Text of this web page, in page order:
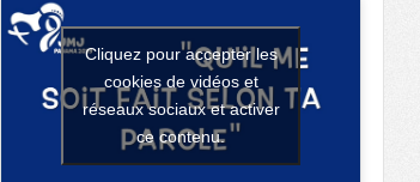
Cliquez pour accepter les
cookies de vidéos et
réseaux sociaux et activer
ce contenu.